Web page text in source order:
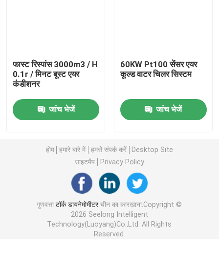
इंजन टेस्ट डायनेमोमीटर
एसी डायनेमोमीटर
डायनेमिक टेस्ट बेंच
ईंधन की खपत माप उपकरण
फास्ट रिस्पांस 3000m3 / H
0.1r / मिनट बूस्ट एयर
कंडीशनर
जांच भेजें
60KW Pt100 सेंसर एयर
कूल्ड वाटर चिलर सिस्टम
जांच भेजें
होम हमारे बारे में हमसे संपर्क करें
Desktop Site
साइटमैप
Privacy Policy
गुणवत्ताटॉर्क डायनेमोमीटरचीन का कारखाना.Copyright ©
2026 Seelong Intelligent
Technology(Luoyang)Co.,Ltd. All Rights
Reserved.
Good day, what product are you looking
for?